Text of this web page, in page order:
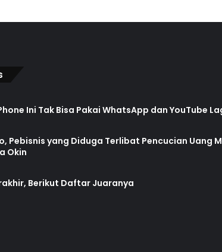
Ini Tak Bisa Pakai WhatsApp dan YouTube
Pebisnis yang Diduga Terlibat Pencucian Uang
Okin
Berikut Daftar Juaranya